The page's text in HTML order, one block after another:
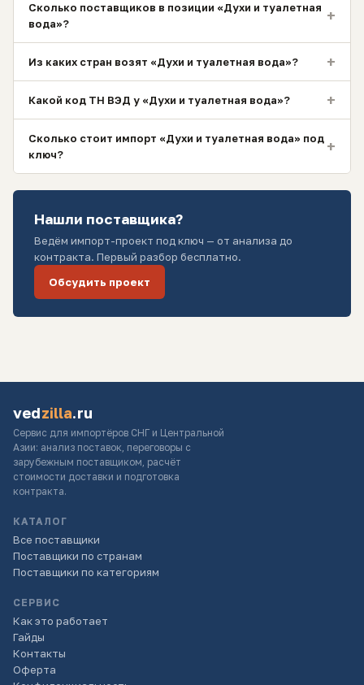
Сколько поставщиков в позиции «Духи и туалетная
вода»?
+
Из каких стран возят «Духи и туалетная вода»? +
Какой код ТН ВЭД у «Духи и туалетная вода»? +
Сколько стоит импорт «Духи и туалетная вода» под
ключ?
+
Нашли поставщика?
Ведём импорт-проект под ключ — от анализа до
контракта. Первый разбор бесплатно.
Обсудить проект
vedzilla.ru
Сервис для импортёров СНГ и Центральной
Азии: анализ поставок, переговоры с
зарубежным поставщиком, расчёт
стоимости доставки и подготовка
контракта.
КАТАЛОГ
Все поставщики
Поставщики по странам
Поставщики по категориям
СЕРВИС
Как это работает
Гайды
Контакты
Оферта